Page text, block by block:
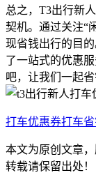
总之，T3出行新
契机。通过关注“
现省钱出行的目
了一站式的优惠
吧，让我们一起
打车优惠券打车
本文为原创文章
转载请保留出处！